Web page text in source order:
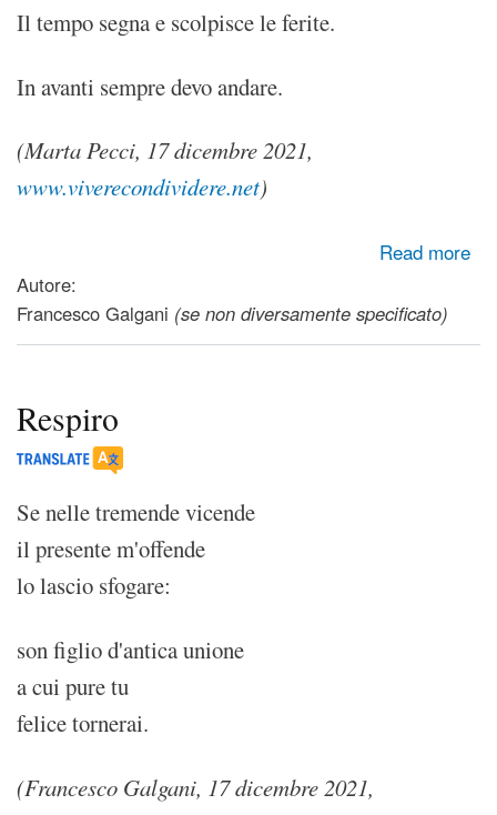
Il tempo segna e scolpisce le ferite.
In avanti sempre devo andare.
(Marta Pecci, 17 dicembre 2021,
www.viverecondividere.net)
Read more
Autore:
Francesco Galgani (se non diversamente specificato)
Respiro
Se nelle tremende vicende
il presente m'offende
lo lascio sfogare:
son figlio d'antica unione
a cui pure tu
felice tornerai.
(Francesco Galgani, 17 dicembre 2021,